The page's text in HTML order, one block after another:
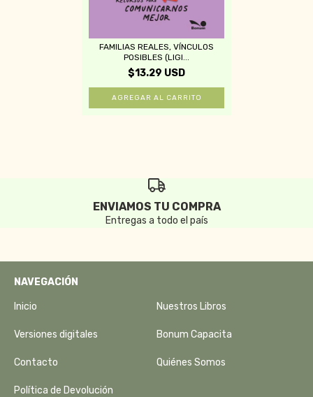
FAMILIAS REALES, VÍNCULOS
POSIBLES (LIGI...
$13.29 USD
ENVIAMOS TU COMPRA
Entregas a todo el país
NAVEGACIÓN
Inicio Nuestros Libros
Versiones digitales Bonum Capacita
Contacto Quiénes Somos
Política de Devolución